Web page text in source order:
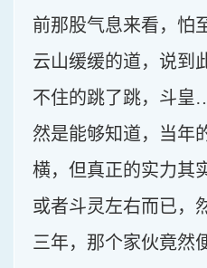
前那股气息来看，怕
云山缓缓的道，说到
不住的跳了跳，斗
然是能够知道，当年
横，但真正的实力其
或者斗灵左右而已，
三年，那个家伙竟然